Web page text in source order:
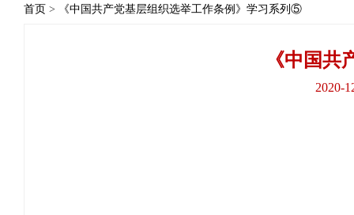
首页 > 《中国共产党基层组织选举工作条例》学习系列⑤
《中国
2020-